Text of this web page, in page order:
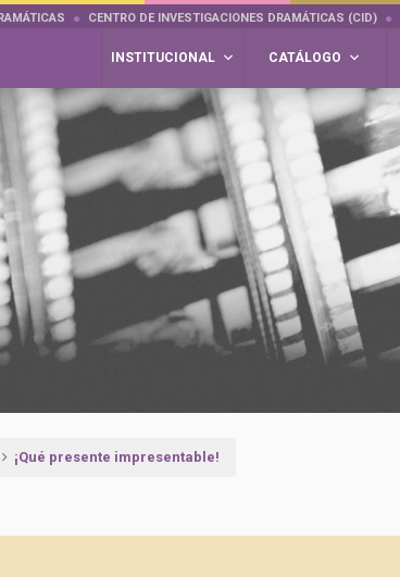
CENTRO DE INVESTIGACIONES DRAMÁTICAS (CID)
INSTITUCIONAL CATÁLOGO
¡Qué presente impresentable!